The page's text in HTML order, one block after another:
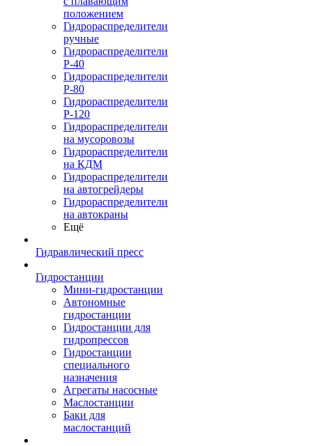
положением
Гидрораспределители
ручные
Гидрораспределители
Р-40
Гидрораспределители
Р-80
Гидрораспределители
Р-120
Гидрораспределители
на мусоровозы
Гидрораспределители
на КДМ
Гидрораспределители
на автогрейдеры
Гидрораспределители
на автокраны
Ещё
Гидравлический пресс
Гидростанции
Мини-гидростанции
Автономные
гидростанции
Гидростанции для
гидропрессов
Гидростанции
специального
назначения
Агрегаты насосные
Маслостанции
Баки для
маслостанций